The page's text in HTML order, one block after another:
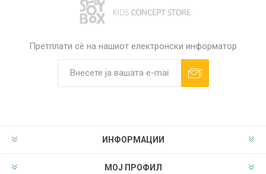
Претплати сè на нашиот електронски информатор
ИНФОРМАЦИИ
МОЈ ПРОФИЛ